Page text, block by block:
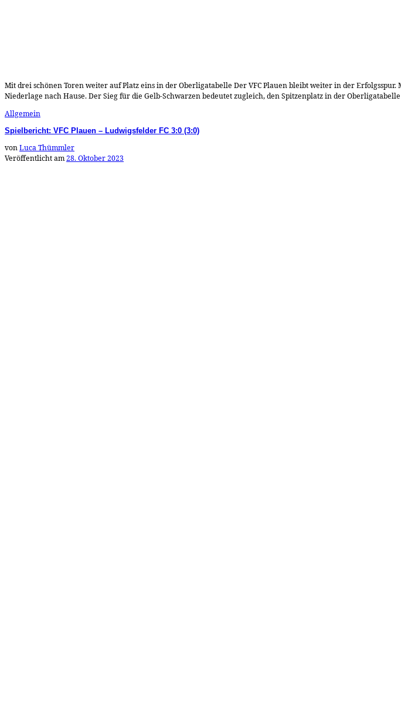
Mit drei schönen Toren weiter auf Platz eins in der Oberligatabelle Der VFC Plauen bleibt weiter in der
Niederlage nach Hause. Der Sieg für die Gelb-Schwarzen bedeutet zugleich, den Spitzenplatz in der
Allgemein
Spielbericht: VFC Plauen – Ludwigsfelder FC 3:0 (3:0)
vonLuca Thümmler
Veröffentlicht am28. Oktober 2023